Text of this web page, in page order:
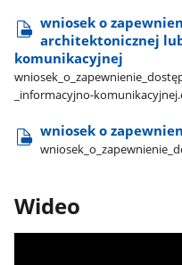
wniosek o
architektonicznej
komunikacyjnej
_informacyjno-
wniosek o
Wideo